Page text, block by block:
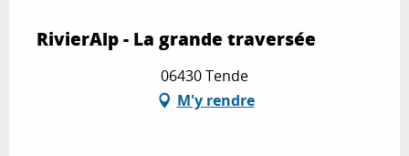
RivierAlp - La grande traversée
06430 Tende
M'y rendre